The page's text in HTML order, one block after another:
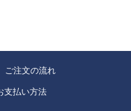
ご注文の流れ
支払い方法